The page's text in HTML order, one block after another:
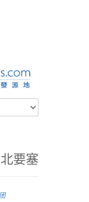
要塞